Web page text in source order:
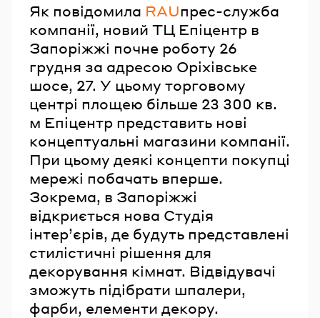
Як повідомила RAUпрес-служба
компанії, новий ТЦ Епіцентр в
Запоріжжі почне роботу 26
грудня за адресою Оріхівське
шосе, 27. У цьому торговому
центрі площею більше 23 300 кв.
м Епіцентр представить нові
концептуальні магазини компанії.
При цьому деякі концепти покупці
мережі побачать вперше.
Зокрема, в Запоріжжі
відкриється нова Студія
інтерʼєрів, де будуть представлені
стилістичні рішення для
декорування кімнат. Відвідувачі
зможуть підібрати шпалери,
фарби, елементи декору.